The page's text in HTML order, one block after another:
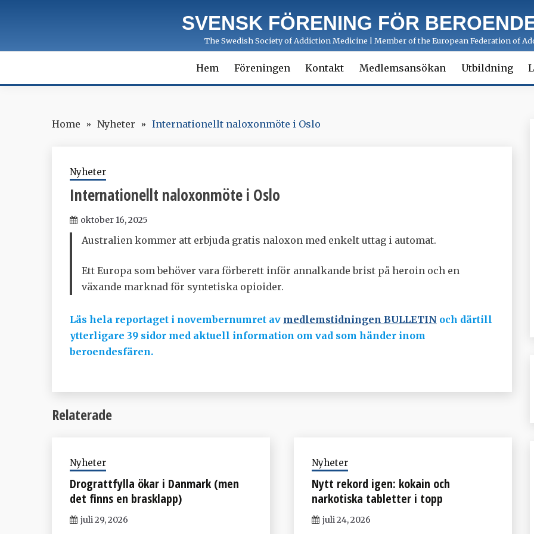
SVENSK FÖRENING FÖR
The Swedish Society of Addiction Medicine | Member of the European Federation of
Hem Föreningen Kontakt Medlemsansökan Utbildning
Home Nyheter Internationellt naloxonmöte i Oslo
Nyheter
Internationellt naloxonmöte i Oslo
oktober 16, 2025
Australien kommer att erbjuda gratis naloxon med enkelt uttag i automat.
Ett Europa som behöver vara förberett inför annalkande brist på heroin och en
växande marknad för syntetiska opioider.
Läs hela reportaget i novembernumret av medlemstidningen BULLETIN och därtill
ytterligare 39 sidor med aktuell information om vad som händer inom
beroendesfären.
Relaterade
Nyheter
Drograttfylla ökar i Danmark (men
det finns en brasklapp)
juli 29, 2026
Nyheter
Nytt rekord igen: kokain och
narkotiska tabletter i topp
juli 24, 2026